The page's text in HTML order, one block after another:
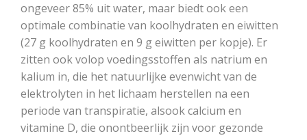
ongeveer 85% uit water, maar biedt ook een
optimale combinatie van koolhydraten en eiwitten
(27 g koolhydraten en 9 g eiwitten per kopje). Er
zitten ook volop voedingsstoffen als natrium en
kalium in, die het natuurlijke evenwicht van de
elektrolyten in het lichaam herstellen na een
periode van transpiratie, alsook calcium en
vitamine D, die onontbeerlijk zijn voor gezonde